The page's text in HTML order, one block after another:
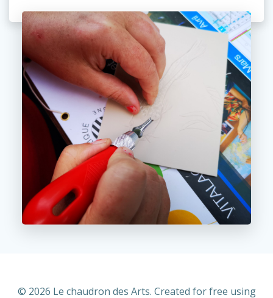
© 2026 Le chaudron des Arts. Created for free using